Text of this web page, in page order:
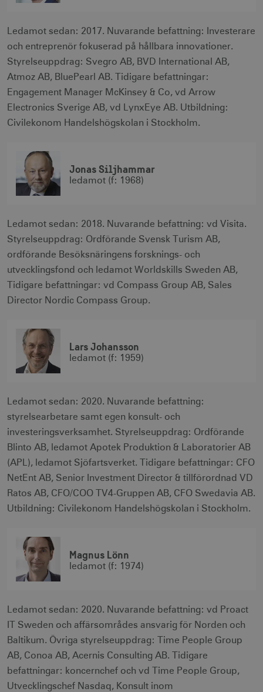
Ledamot sedan: 2017. Nuvarande befattning: Investerare
och entreprenör fokuserad på hållbara innovationer.
Styrelseuppdrag: Svegro AB, BVD International AB,
Atmoz AB, BluePearl AB. Tidigare befattningar:
Engagement Manager McKinsey & Co, vd Arrow
Electronics Sverige AB, vd LynxEye AB. Utbildning:
Civilekonom Handelshögskolan i Stockholm.
Jonas Siljhammar
ledamot (f: 1968)
Ledamot sedan: 2018. Nuvarande befattning: vd Visita.
Styrelseuppdrag: Ordförande Svensk Turism AB,
ordförande Besöksnäringens forsknings- och
utvecklingsfond och ledamot Worldskills Sweden AB,
Tidigare befattningar: vd Compass Group AB, Sales
Director Nordic Compass Group.
Lars Johansson
ledamot (f: 1959)
Ledamot sedan: 2020. Nuvarande befattning:
styrelsearbetare samt egen konsult- och
investeringsverksamhet. Styrelseuppdrag: Ordförande
Blinto AB, ledamot Apotek Produktion & Laboratorier AB
(APL), ledamot Sjöfartsverket. Tidigare befattningar: CFO
NetEnt AB, Senior Investment Director & tillförordnad VD
Ratos AB, CFO/COO TV4-Gruppen AB, CFO Swedavia AB.
Utbildning: Civilekonom Handelshögskolan i Stockholm.
Magnus Lönn
ledamot (f: 1974)
Ledamot sedan: 2020. Nuvarande befattning: vd Proact
IT Sweden och affärsområdes ansvarig för Norden och
Baltikum. Övriga styrelseuppdrag: Time People Group
AB, Conoa AB, Acernis Consulting AB. Tidigare
befattningar: koncernchef och vd Time People Group,
Utvecklingschef Nasdaq, Konsult inom